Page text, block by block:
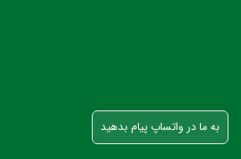
به ما در واتساپ پیام بدهید